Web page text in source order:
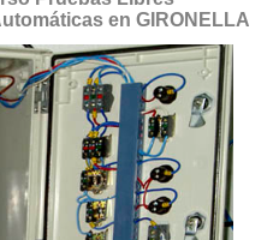
en GIRONELLA